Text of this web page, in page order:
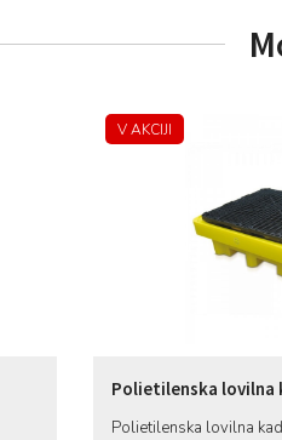
V AKCIJI
Polietilenska lovilna
Polietilenska lovilna